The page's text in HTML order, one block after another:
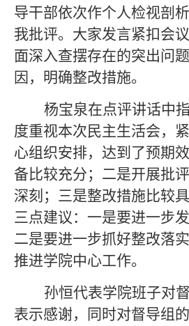
导干部依次作个人检视剖
我批评。大家发言紧扣会
面深入查摆存在的突出问
因，明确整改措施。
杨宝泉在点评讲话中指
度重视本次民主生活会，
心组织安排，达到了预期
备比较充分；二是开展批
深刻 ；三是整改措施比较
三点建议：一是要进一步
二是要进一步抓好整改落
推进学院中心工作。
孙恒代表学院班子对
表示感谢，同时对督导组